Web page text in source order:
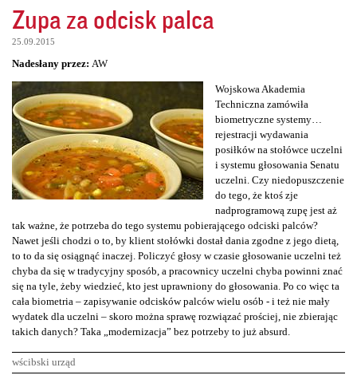
Zupa za odcisk palca
25.09.2015
Nadesłany przez: AW
Wojskowa Akademia
Techniczna zamówiła
biometryczne systemy…
rejestracji wydawania
posiłków na stołówce uczelni
i systemu głosowania Senatu
uczelni. Czy niedopuszczenie
do tego, że ktoś zje
nadprogramową zupę jest aż
tak ważne, że potrzeba do tego systemu pobierającego odciski palców?
Nawet jeśli chodzi o to, by klient stołówki dostał dania zgodne z jego dietą,
to to da się osiągnąć inaczej. Policzyć głosy w czasie głosowanie uczelni też
chyba da się w tradycyjny sposób, a pracownicy uczelni chyba powinni znać
się na tyle, żeby wiedzieć, kto jest uprawniony do głosowania. Po co więc ta
cała biometria – zapisywanie odcisków palców wielu osób - i też nie mały
wydatek dla uczelni – skoro można sprawę rozwiązać prościej, nie zbierając
takich danych? Taka „modernizacja” bez potrzeby to już absurd.
wścibski urząd